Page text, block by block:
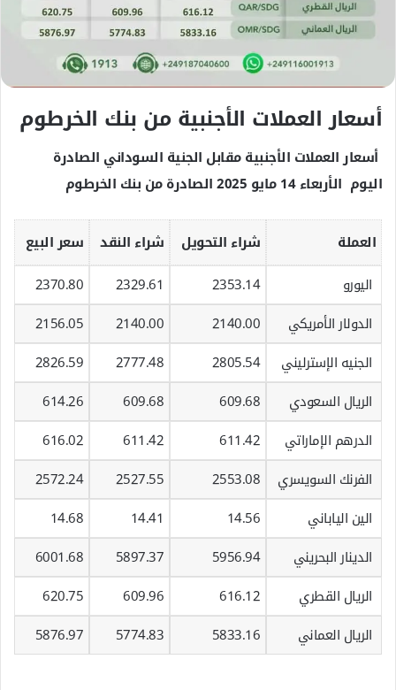
أسعار العملات الأجنبية من بنك الخرطوم
أسعار العملات الأجنبية مقابل الجنية السوداني الصادرة
اليوم الأربعاء 14 مايو 2025 الصادرة من بنك الخرطوم
العملة شراء التحويل شراء النقد
سعر البيع
اليورو
2353.14
2329.61
2370.80
الدولار الأمريكي
2140.00
2140.00
2156.05
الجنيه الإسترليني
2805.54
2777.48
2826.59
الريال السعودي
609.68
609.68
614.26
الدرهم الإماراتي
611.42
611.42
616.02
الفرنك السويسري
2553.08
2527.55
2572.24
الين الياباني
14.56
14.41
14.68
الدينار البحريني
5956.94
5897.37
6001.68
الريال القطري
616.12
609.96
620.75
الريال العماني
5833.16
5774.83
5876.97